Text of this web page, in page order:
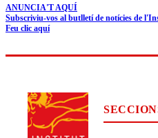
ANUNCIA'T AQUÍ
Subscriviu-vos al butlletí de notícies de
Feu clic aquí